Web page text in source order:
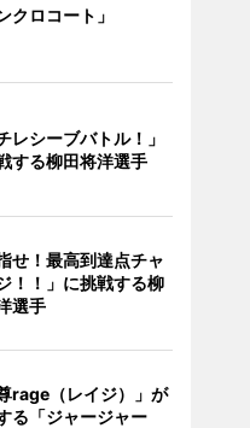
クロコート」
レシーブバトル！」
する柳田将洋選手
せ！最高到達点チャ
！！」に挑戦する柳
選手
尊rage（レイジ）」が
る「ジャージャー